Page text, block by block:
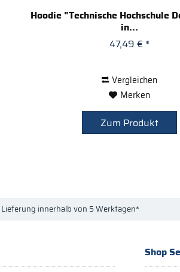
Hoodie "Technische Hochschule
in...
47,49 € *
Vergleichen
Merken
Zum Produkt
Lieferung innerhalb von 5 Werktagen*
Shop